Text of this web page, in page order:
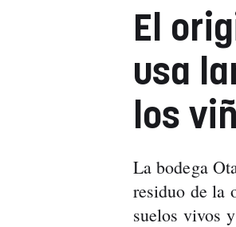
El
usa
los
La bodega
residuo de la
suelos vivos